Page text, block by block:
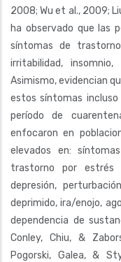
2008; Wu et al., 2009;
ha observado que las
síntomas de
irritabilidad,
Asimismo, evidencian
estos síntomas incluso
período de
enfocaron en
elevados en:
trastorno por estrés
depresión,
deprimido, ira/enojo,
dependencia de
Conley, Chiu, &
Pogorski, Galea, &